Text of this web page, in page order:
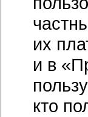
их
и в
кто